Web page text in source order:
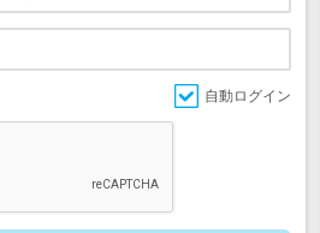
自動ログイン